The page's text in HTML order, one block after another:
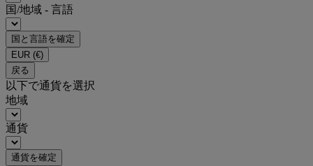
国/地域 - 言語
国と言語を確定
EUR (€)
戻る
以下で通貨を選択
地域
通貨
通貨を確定